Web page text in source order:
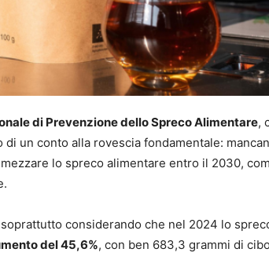
di Prevenzione dello Spreco Alimentare,
di un conto alla rovescia fondamentale:
lo spreco alimentare entro il 2030,
considerando che nel 2024 lo
del 45,6%, con ben 683,3 grammi di